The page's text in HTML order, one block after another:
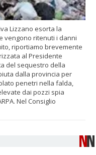
Lizzano esorta la
vengono ritenuti i danni
riportiamo brevemente
al Presidente
del sequestro della
dalla provincia per
penetri nella falda,
dai pozzi spia
Nel Consiglio